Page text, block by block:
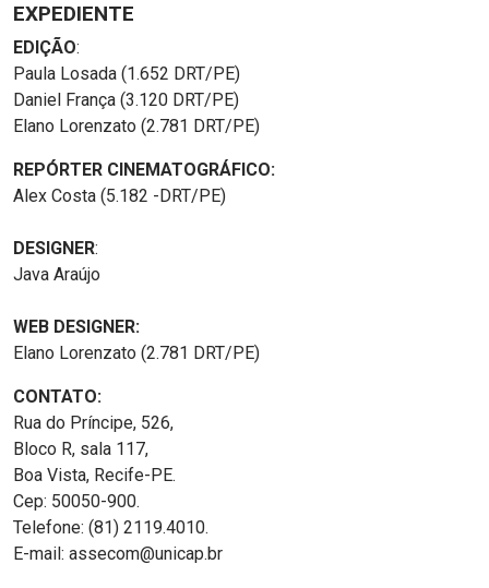
EXPEDIENTE
EDIÇÃO:
Paula Losada (1.652 DRT/PE)
Daniel França (3.120 DRT/PE)
Elano Lorenzato (2.781 DRT/PE)
REPÓRTER CINEMATOGRÁFICO:
Alex Costa (5.182 -DRT/PE)
DESIGNER:
Java Araújo
WEB DESIGNER:
Elano Lorenzato (2.781 DRT/PE)
CONTATO:
Rua do Príncipe, 526,
Bloco R, sala 117,
Boa Vista, Recife-PE.
Cep: 50050-900.
Telefone: (81) 2119.4010.
E-mail: assecom@unicap.br